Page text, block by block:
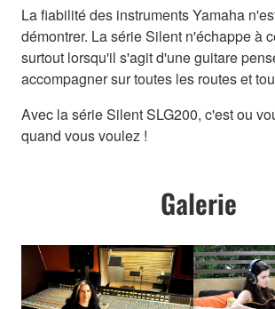
La fiabilité des instruments Yamaha
démontrer. La série Silent n'échappe à
surtout lorsqu'il s'agit d'une guitare
accompagner sur toutes les routes et
Avec la série Silent SLG200, c'est ou
quand vous voulez !
Galerie